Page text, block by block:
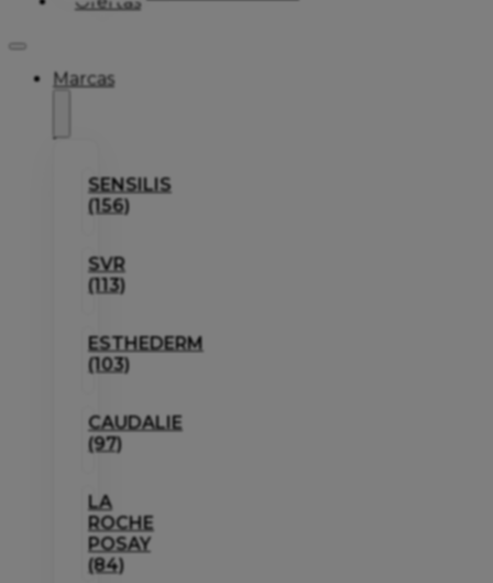
Marcas
SENSILIS
(156)
SVR
(113)
ESTHEDERM
(103)
CAUDALIE
(97)
LA
ROCHE
POSAY
(84)